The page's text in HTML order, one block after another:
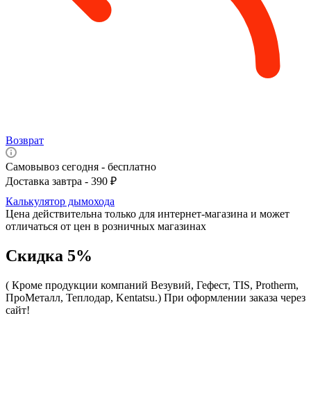
Возврат
Самовывоз сегодня - бесплатно
Доставка завтра - 390 ₽
Калькулятор дымохода
Цена действительна только для интернет-магазина и может
отличаться от цен в розничных магазинах
Скидка 5%
( Кроме продукции компаний Везувий, Гефест, TIS, Protherm,
ПроМеталл, Теплодар, Kentatsu.) При оформлении заказа через
сайт!